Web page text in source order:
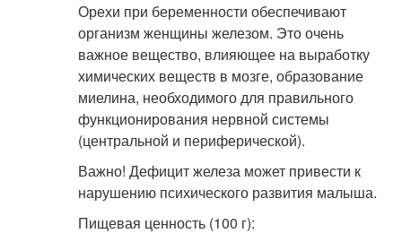
Орехи при беременности обеспечивают
организм женщины железом. Это очень
важное вещество, влияющее на выработку
химических веществ в мозге, образование
миелина, необходимого для правильного
функционирования нервной системы
(центральной и периферической).
Важно! Дефицит железа может привести к
нарушению психического развития малыша.
Пищевая ценность (100 г):